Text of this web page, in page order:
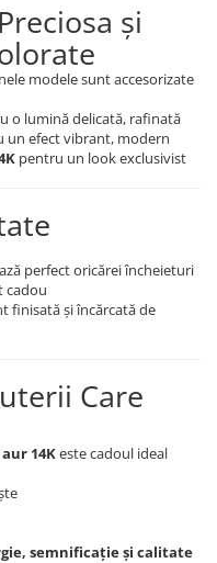
și
modele sunt accesorizate
o lumină delicată, rafinată
un efect vibrant, modern
pentru un look exclusivist
perfect oricărei încheieturi
cadou
finisată și încărcată de
Care
14Keste cadoul ideal
semnificație și calitate